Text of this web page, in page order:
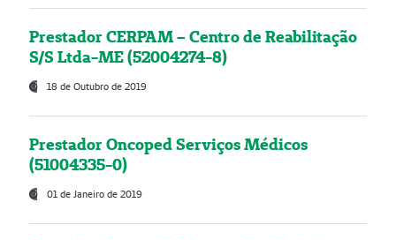
Prestador CERPAM – Centro de Reabilitação
S/S Ltda-ME (52004274-8)
18 de Outubro de 2019
Prestador Oncoped Serviços Médicos
(51004335-0)
01 de Janeiro de 2019